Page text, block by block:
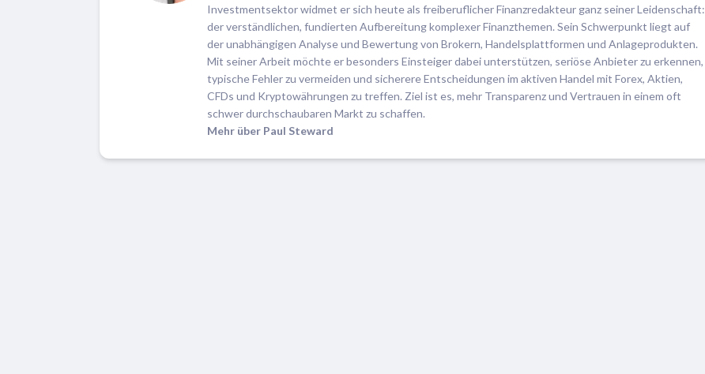
Investmentsektor widmet er sich heute als freiberuflicher Finanzredakteur ganz seiner Leidenschaft:
der verständlichen, fundierten Aufbereitung komplexer Finanzthemen. Sein Schwerpunkt liegt auf
der unabhängigen Analyse und Bewertung von Brokern, Handelsplattformen und Anlageprodukten.
Mit seiner Arbeit möchte er besonders Einsteiger dabei unterstützen, seriöse Anbieter zu erkennen,
typische Fehler zu vermeiden und sicherere Entscheidungen im aktiven Handel mit Forex, Aktien,
CFDs und Kryptowährungen zu treffen. Ziel ist es, mehr Transparenz und Vertrauen in einem oft
schwer durchschaubaren Markt zu schaffen.
Mehr über Paul Steward